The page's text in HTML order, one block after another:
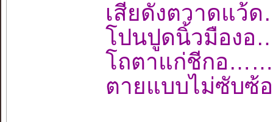
เสียดังตวาดแ
โปนปูดนิ้วมือง
โถตาแก่ชีกอ
ตายแบบไม่ซับ